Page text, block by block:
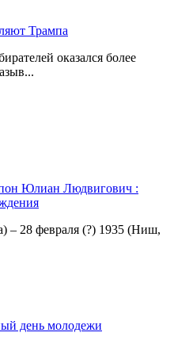
Трампа
оказался более
Юлиан Людвигович :
– 28 февраля (?) 1935 (Ниш,
день молодежи